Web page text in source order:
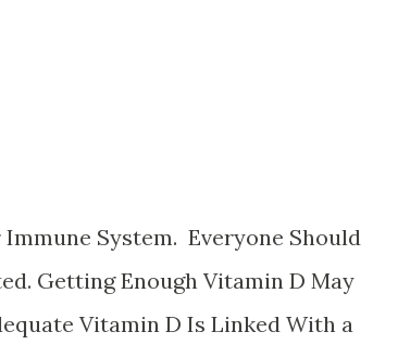
پسته بادام وبادام برزیلی و هندی
سینه درد سرگیجه تند زدن قلب و
System. Everyone Should
Getting Enough Vitamin D May
Vitamin D Is Linked With a